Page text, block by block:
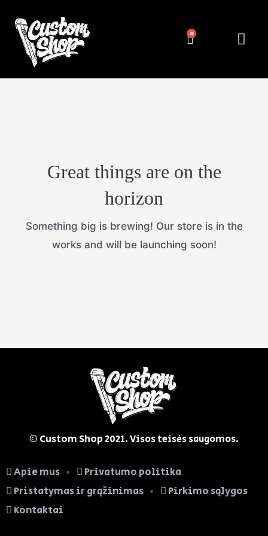
prie
turinio
Cart
Great things are on the
horizon
Something big is brewing! Our store is in the
works and will be launching soon!
© Custom Shop2021. Visos teisės saugomos.
Apie mus
Privatumo politika
Pristatymas ir grąžinimas
Pirkimo sąlygos
Kontaktai